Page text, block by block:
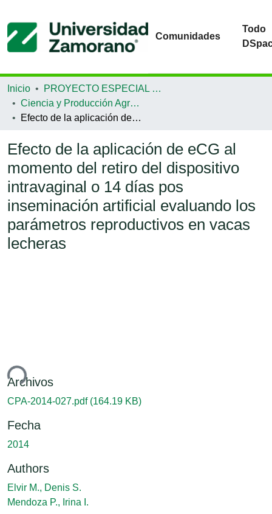
Comunidades
Todo
Inicio
PROYECTO ESPECIAL DE GRADUACIÓN
Ciencia y Producción Agropecuaria
Efecto de la aplicación de eCG al momento del retiro del dispositivo intravaginal o 14 días pos inseminación artificial evaluando los parámetros reproductivos en vacas lecheras
Efecto de la aplicación de eCG al
momento del retiro del dispositivo
intravaginal o 14 días pos
inseminación artificial evaluando los
parámetros reproductivos en vacas
lecheras
Archivos
CPA-2014-027.pdf (164.19 KB)
Fecha
2014
Authors
Elvir M., Denis S.
Mendoza P., Irina I.